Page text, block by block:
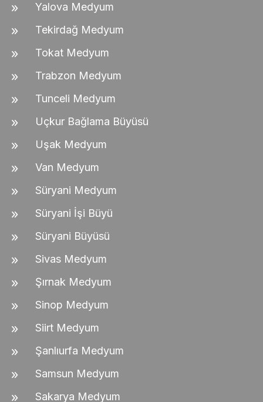
Yalova Medyum
Tekirdağ Medyum
Tokat Medyum
Trabzon Medyum
Tunceli Medyum
Uçkur Bağlama Büyüsü
Uşak Medyum
Van Medyum
Süryani Medyum
Süryani İşi Büyü
Süryani Büyüsü
Sivas Medyum
Şırnak Medyum
Sinop Medyum
Siirt Medyum
Şanlıurfa Medyum
Samsun Medyum
Sakarya Medyum